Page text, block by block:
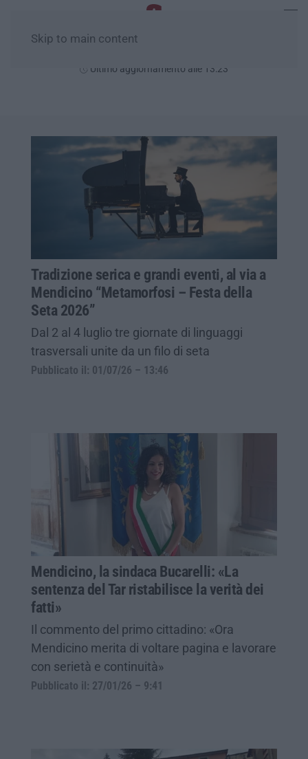
Skip to main content
Ultimo aggiornamento alle 13:23
Tradizione serica e grandi eventi, al via a
Mendicino “Metamorfosi – Festa della
Seta 2026”
Dal 2 al 4 luglio tre giornate di linguaggi
trasversali unite da un filo di seta
Pubblicato il: 01/07/26 – 13:46
Mendicino, la sindaca Bucarelli: «La
sentenza del Tar ristabilisce la verità dei
fatti»
Il commento del primo cittadino: «Ora
Mendicino merita di voltare pagina e lavorare
con serietà e continuità»
Pubblicato il: 27/01/26 – 9:41